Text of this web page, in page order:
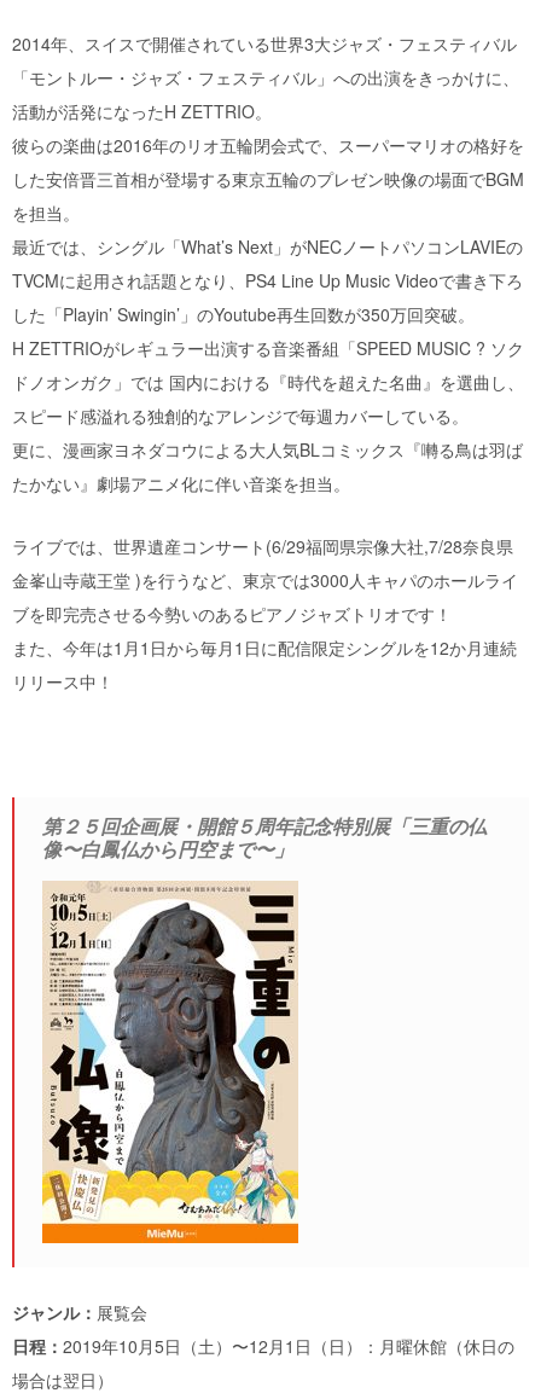
2014年、スイスで開催されている世界3大ジャズ・フェスティバル
「モントルー・ジャズ・フェスティバル」への出演をきっかけに、
活動が活発になったH ZETTRIO。
彼らの楽曲は2016年のリオ五輪閉会式で、スーパーマリオの格好を
した安倍晋三首相が登場する東京五輪のプレゼン映像の場面でBGM
を担当。
最近では、シングル「What’s Next」がNECノートパソコンLAVIEの
TVCMに起用され話題となり、PS4 Line Up Music Videoで書き下ろ
した「Playin’ Swingin’」のYoutube再生回数が350万回突破。
H ZETTRIOがレギュラー出演する音楽番組「SPEED MUSIC ? ソク
ドノオンガク」では 国内における『時代を超えた名曲』を選曲し、
スピード感溢れる独創的なアレンジで毎週カバーしている。
更に、漫画家ヨネダコウによる大人気BLコミックス『囀る鳥は羽ば
たかない』劇場アニメ化に伴い音楽を担当。
ライブでは、世界遺産コンサート(6/29福岡県宗像大社,7/28奈良県
金峯山寺蔵王堂 )を行うなど、東京では3000人キャパのホールライ
ブを即完売させる今勢いのあるピアノジャズトリオです！
また、今年は1月1日から毎月1日に配信限定シングルを12か月連続
リリース中！
第２５回企画展・開館５周年記念特別展「三重の仏
像〜白鳳仏から円空まで〜」
ジャンル： 展覧会
日程： 2019年10月5日（土）〜12月1日（日）：月曜休館（休日の
場合は翌日）